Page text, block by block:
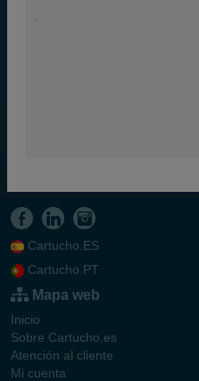
Cartucho.ES
Cartucho.PT
Mapa web
Inicio
Sobre Cartucho.es
Atención al cliente
Mi cuenta